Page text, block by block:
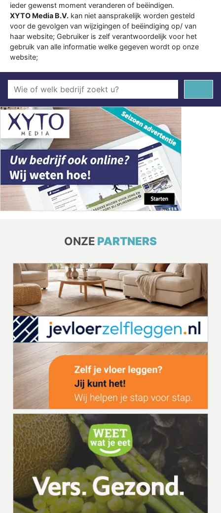
ieder gewenst moment veranderen of beëindigen.
XYTO Media B.V. kan niet aansprakelijk worden gesteld
voor de gevolgen van wijzigingen of beëindiging op/ van
haar website; Gebruiker is zelf verantwoordelijk voor het
gebruik van alle informatie welke gegeven wordt op onze
website;
ONZE PARTNERS